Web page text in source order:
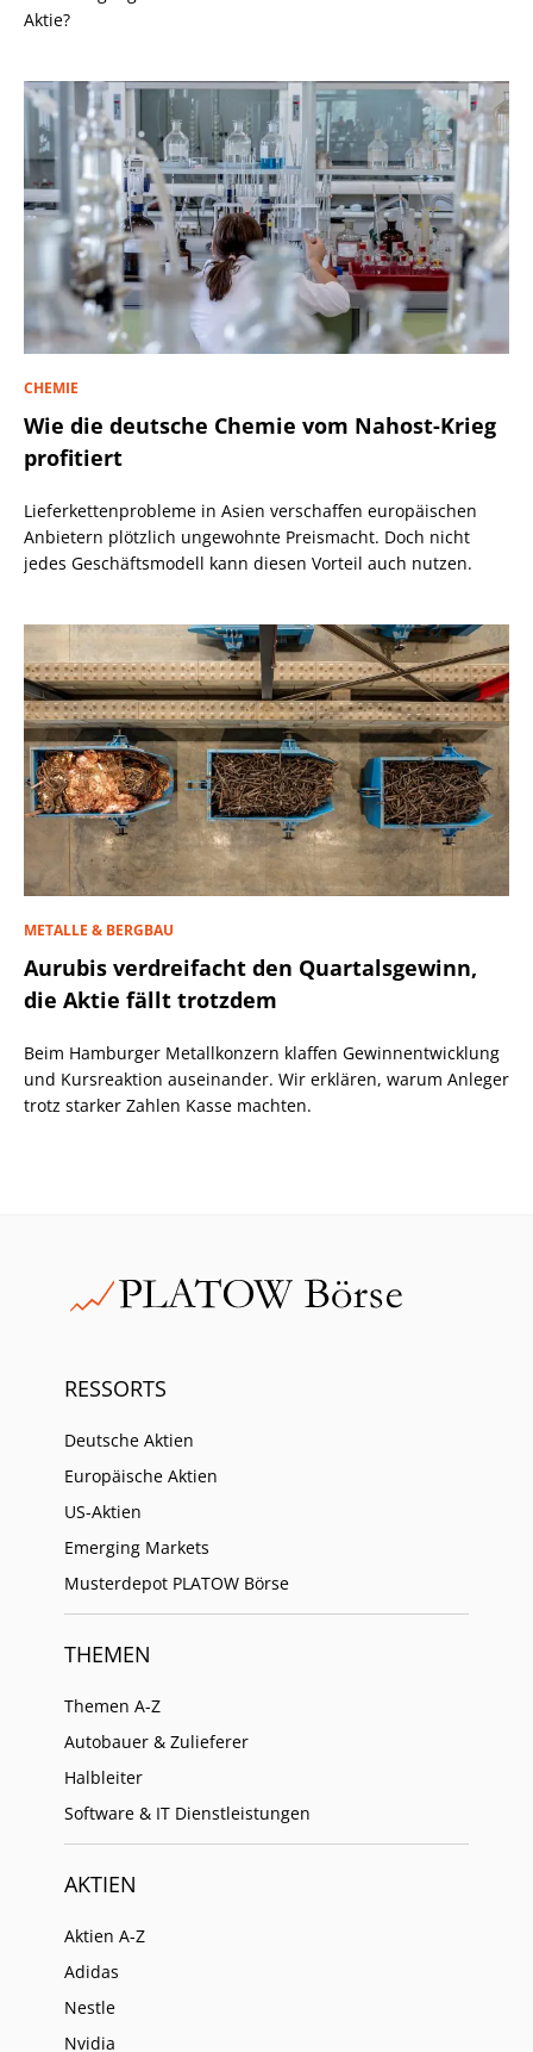
Aktie?
CHEMIE
Wie die deutsche Chemie vom Nahost-Krieg
profitiert
Lieferkettenprobleme in Asien verschaffen europäischen
Anbietern plötzlich ungewohnte Preismacht. Doch nicht
jedes Geschäftsmodell kann diesen Vorteil auch nutzen.
METALLE & BERGBAU
Aurubis verdreifacht den Quartalsgewinn,
die Aktie fällt trotzdem
Beim Hamburger Metallkonzern klaffen Gewinnentwicklung
und Kursreaktion auseinander. Wir erklären, warum Anleger
trotz starker Zahlen Kasse machten.
RESSORTS
Deutsche Aktien
Europäische Aktien
US-Aktien
Emerging Markets
Musterdepot PLATOW Börse
THEMEN
Themen A-Z
Autobauer & Zulieferer
Halbleiter
Software & IT Dienstleistungen
AKTIEN
Aktien A-Z
Adidas
Nestle
Nvidia